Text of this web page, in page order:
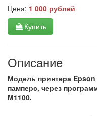
Цена: 1 000 рублей
Купить
Описание
Модель принтера
памперс, через
M1100.